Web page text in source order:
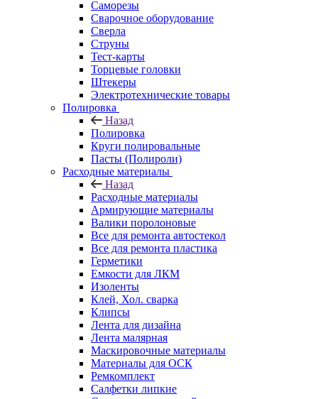
Саморезы
Сварочное оборудование
Сверла
Струны
Тест-карты
Торцевые головки
Штекеры
Электротехнические товары
Полировка
Назад
Полировка
Круги полировальные
Пасты (Полироли)
Расходные материалы
Назад
Расходные материалы
Армирующие материалы
Валики поролоновые
Все для ремонта автостекол
Все для ремонта пластика
Герметики
Емкости для ЛКМ
Изоленты
Клей, Хол. сварка
Клипсы
Лента для дизайна
Лента малярная
Маскировочные материалы
Материалы для ОСК
Ремкомплект
Салфетки липкие